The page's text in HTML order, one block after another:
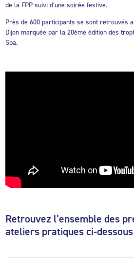
de la FPP suivi d’une soirée festive.
Près de 600 participants se sont retrouvés
Dijon marquée par la 20ème édition des
Spa.
Retrouvez l’ensemble des
ateliers pratiques ci-